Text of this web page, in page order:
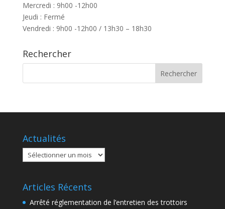
Mercredi : 9h00 -12h00
Jeudi : Fermé
Vendredi : 9h00 -12h00 / 13h30 – 18h30
Rechercher
Actualités
Actualités
Articles Récents
Arrêté réglementation de l’entretien des trottoirs